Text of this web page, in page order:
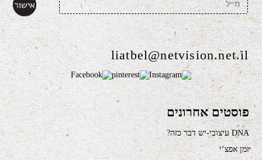
liatbel@netvision.net.il
פוסטים אחרונים
DNA עיצובי-יש דבר כזה?
זמן אפצ’י